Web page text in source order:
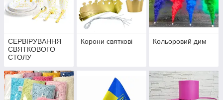
СЕРВІРУВАННЯ
СВЯТКОВОГО
СТОЛУ
Корони святкові Кольоровий дим